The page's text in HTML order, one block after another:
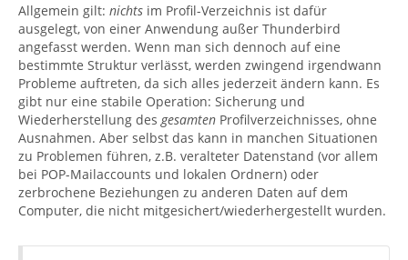
Allgemein gilt: nichts im Profil-Verzeichnis ist dafür
ausgelegt, von einer Anwendung außer Thunderbird
angefasst werden. Wenn man sich dennoch auf eine
bestimmte Struktur verlässt, werden zwingend irgendwann
Probleme auftreten, da sich alles jederzeit ändern kann. Es
gibt nur eine stabile Operation: Sicherung und
Wiederherstellung des gesamten Profilverzeichnisses, ohne
Ausnahmen. Aber selbst das kann in manchen Situationen
zu Problemen führen, z.B. veralteter Datenstand (vor allem
bei POP-Mailaccounts und lokalen Ordnern) oder
zerbrochene Beziehungen zu anderen Daten auf dem
Computer, die nicht mitgesichert/wiederhergestellt wurden.